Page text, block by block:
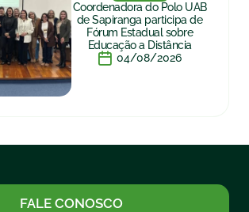
Coordenadora do Polo UAB
de Sapiranga participa de
Fórum Estadual sobre
Educação a Distância
04/08/2026
FALE CONOSCO